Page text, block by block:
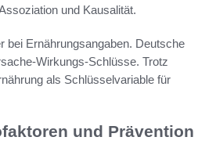
und Kausalität.
bei Ernährungsangaben. Deutsche
Trotz
als Schlüsselvariable für
und Prävention